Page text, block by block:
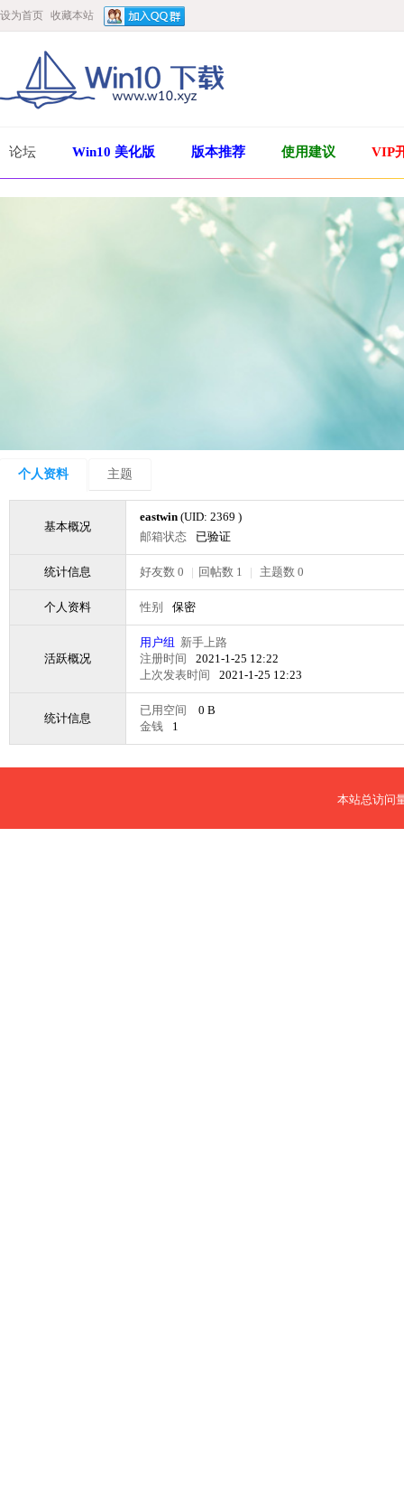
设为首页 收藏本站
论坛 Win10 美化版 版本推荐 使用建议 VIP
个人资料 主题
基本概况
eastwin (UID: 2369 )
邮箱状态
已验证
统计信息 好友数 0 | 回帖数 1 | 主题数 0
个人资料 性别 保密
活跃概况
用户组 新手上路
注册时间
2021-1-25 12:22
上次发表时间
2021-1-25 12:23
统计信息
已用空间
0 B
金钱
1
本站总访问